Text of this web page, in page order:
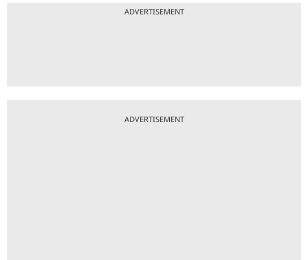
ADVERTISEMENT
ADVERTISEMENT